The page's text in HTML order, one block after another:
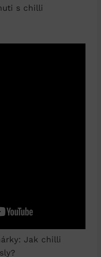
s chilli